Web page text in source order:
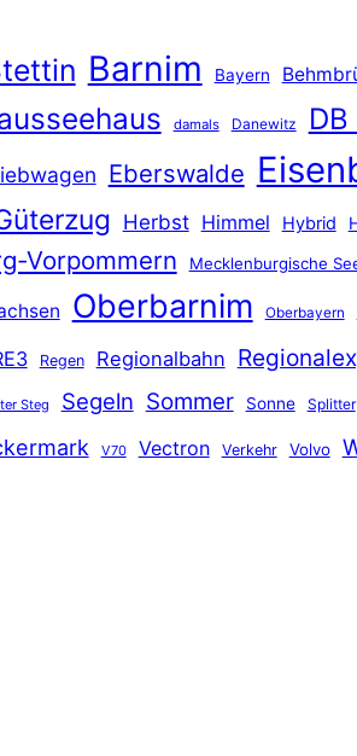
Barnim Bayern
damals Danewitz DB
Eberswalde
Herbst Himmel Hybrid
Vorpommern Mecklenburgische
Oberbarnim Oberbayern
Regen Regionalbahn
Steg Segeln Sommer Sonne Splitter
V70 Vectron Verkehr Volvo